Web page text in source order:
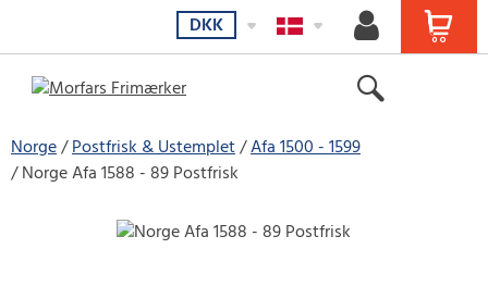
DKK
Norge Postfrisk & Ustemplet Afa 1500 - 1599
Norge Afa 1588 - 89 Postfrisk